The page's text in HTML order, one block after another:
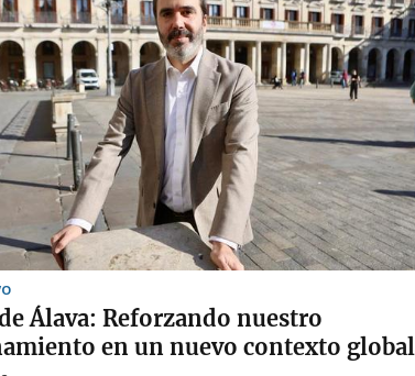
Álava: Reforzando nuestro
en un nuevo contexto global